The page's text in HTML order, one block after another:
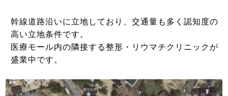
幹線道路沿いに立地しており、交通量も多く認知度の
高い立地条件です。
医療モール内の隣接する整形・リウマチクリニックが
盛業中です。